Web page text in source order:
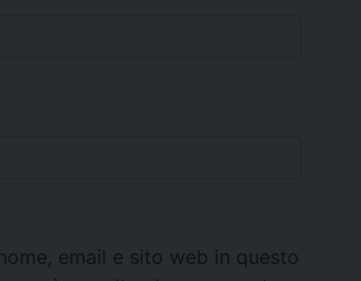
email e sito web in questo